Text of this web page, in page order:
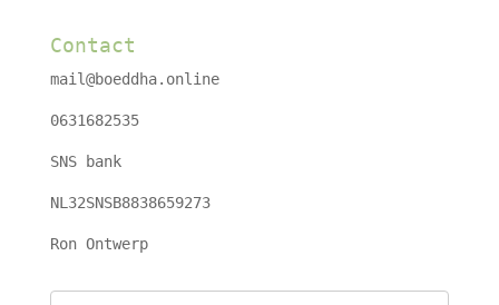
Contact
mail@boeddha.online
0631682535
SNS bank
NL32SNSB8838659273
Ron Ontwerp